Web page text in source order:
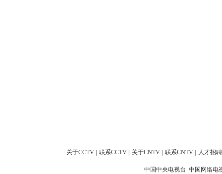
关于CCTV 联系CCTV 关于CNTV 联系CNTV 人才招聘
中国中央电视台 中国网络电